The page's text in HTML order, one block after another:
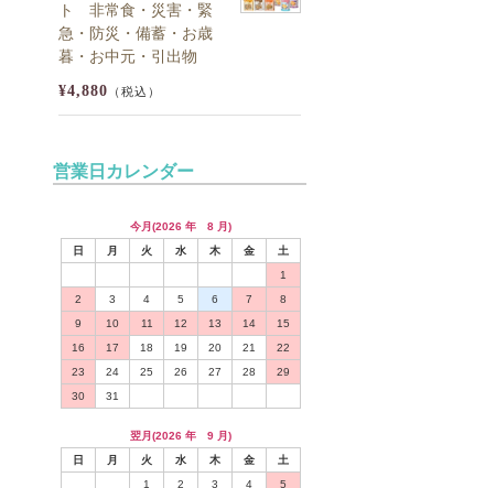
ト 非常食・災害・緊
急・防災・備蓄・お歳
暮・お中元・引出物
¥4,880 （税込）
営業日カレンダー
今月(2026 年 8 月)
日
月 火 水 木 金
土
1
2
3 4 5 6 7
8
9
10 11 12 13 14
15
16
17 18 19 20 21
22
23
24 25 26 27 28
29
30
31
翌月(2026 年 9 月)
日
月 火 水 木 金
土
1
2 3 4 5